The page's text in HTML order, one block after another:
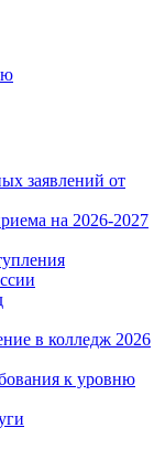
заявлений от
на 2026-2027
в колледж 2026
к уровню